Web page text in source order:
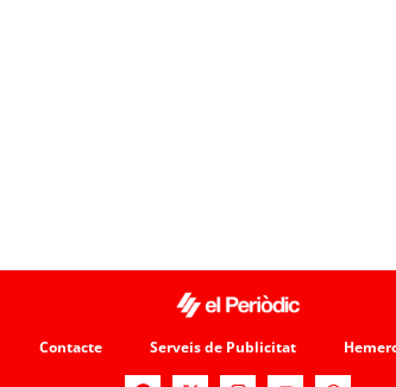
Contacte Serveis de Publicitat